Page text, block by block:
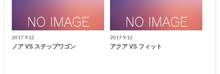
2017.9.12
ノア VS ステップワゴン
2017.9.12
アクア VS フィット